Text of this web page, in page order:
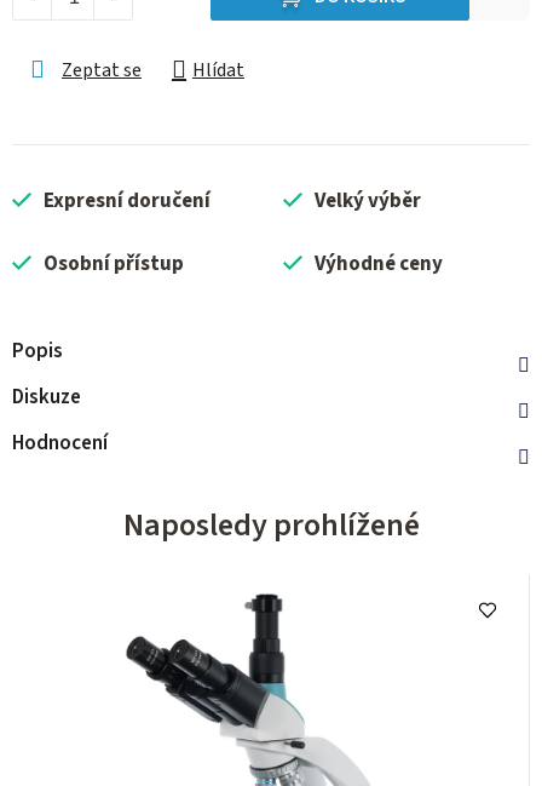
Zeptat se Hlídat
Expresní doručení Velký výběr
Osobní přístup Výhodné ceny
Popis
Diskuze
Hodnocení
Naposledy prohlížené